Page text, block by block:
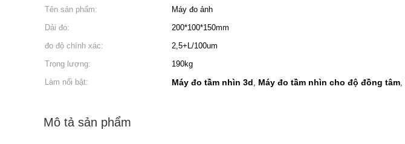
Tên sản phẩm: Máy đo ảnh
Dải đo:
200*100*150mm
đo độ chính xác:
2,5+L/100um
Trọng lượng:
190kg
Làm nổi bật:
Máy đo tầm nhìn 3d, Máy đo tầm nhìn cho độ đồng tâm,
Mô tả sản phẩm